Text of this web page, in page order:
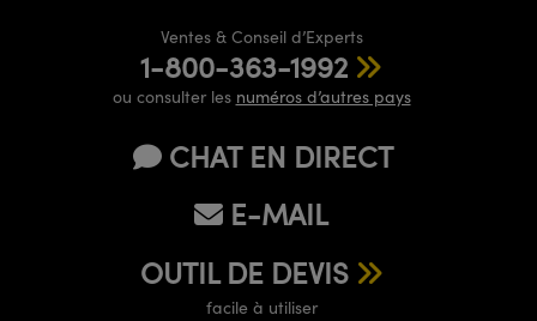
Ventes & Conseil d’Experts
1-800-363-1992
ou consulter les numéros d’autres pays
CHAT EN DIRECT
E-MAIL
OUTIL DE DEVIS
facile à utiliser